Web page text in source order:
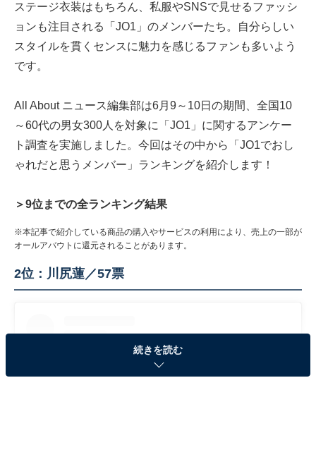
ステージ衣装はもちろん、私服やSNSで見せるファッシ
ョンも注目される「JO1」のメンバーたち。自分らしい
スタイルを貫くセンスに魅力を感じるファンも多いよう
です。
All About ニュース編集部は6月9～10日の期間、全国10
～60代の男女300人を対象に「JO1」に関するアンケー
ト調査を実施しました。今回はその中から「JO1でおし
ゃれだと思うメンバー」ランキングを紹介します！
＞9位までの全ランキング結果
※本記事で紹介している商品の購入やサービスの利用により、売上の一部が
オールアバウトに還元されることがあります。
2位：川尻蓮／57票
続きを読む